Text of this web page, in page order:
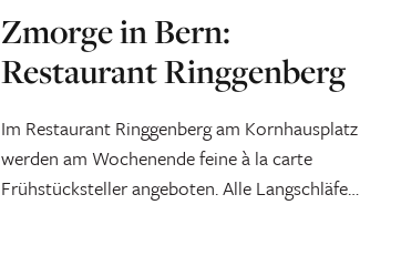
Zmorge in Bern:
Restaurant Ringgenberg
Im Restaurant Ringgenberg am Kornhausplatz
werden am Wochenende feine à la carte
Frühstücksteller angeboten. Alle Langschläfer